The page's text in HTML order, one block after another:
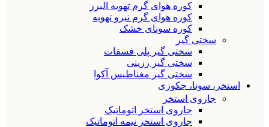
کوره هوای گرم تهویه البرز
کوره هوای گرم نیرو تهویه
کوره سونای خشک
سختی گیر
سختی گیر پلی فسفات
سختی گیر رزینی
سختی گیر مغناطیس آکوا
استخر، سونا، جکوزی
جاروی استخر
جاروی استخر اتوماتیک
جاروی استخر نیمه اتوماتیک